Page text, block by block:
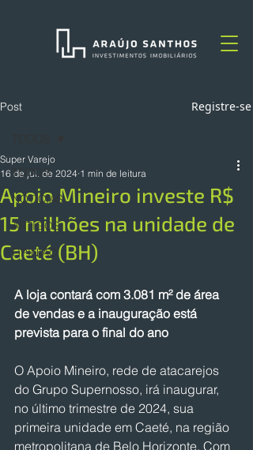
Post Registre-se
TODOS
NOTÍCIAS
ARTIGOS
OPINIÃO
Apoio Mineiro investe R$
15 milhões na unidade de
Caeté (BH)
Super Varejo
16 de jul. de 2024 1 min de leitura
A loja contará com 3.081 m² de área
de vendas e a inauguração está
prevista para o final do ano
O Apoio Mineiro, rede de atacarejos
do Grupo Supernosso, irá inaugurar,
no último trimestre de 2024, sua
primeira unidade em Caeté, na região
metropolitana de Belo Horizonte. Com